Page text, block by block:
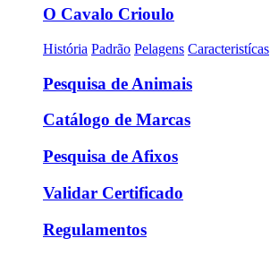
O Cavalo Crioulo
História Padrão Pelagens Caracteristícas
Pesquisa de Animais
Catálogo de Marcas
Pesquisa de Afixos
Validar Certificado
Regulamentos